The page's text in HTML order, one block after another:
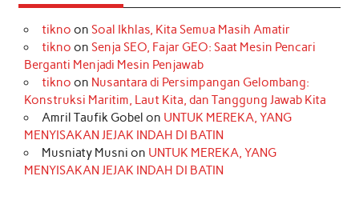
e
b
o
k
t
a
r
a
m
T
o
k
t
e
r
e
s
t
k
e
d
I
n
t
t
r
T
u
e
tikno on Soal Ikhlas, Kita Semua Masih Amatir
tikno on Senja SEO, Fajar GEO: Saat Mesin Pencari
Berganti Menjadi Mesin Penjawab
tikno on Nusantara di Persimpangan Gelombang:
Konstruksi Maritim, Laut Kita, dan Tanggung Jawab Kita
Amril Taufik Gobel on UNTUK MEREKA, YANG
MENYISAKAN JEJAK INDAH DI BATIN
Musniaty Musni on UNTUK MEREKA, YANG
MENYISAKAN JEJAK INDAH DI BATIN